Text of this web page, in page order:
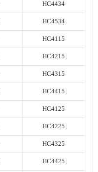
HC4434
HC4534
HC4115
HC4215
HC4315
HC4415
HC4125
HC4225
HC4325
HC4425